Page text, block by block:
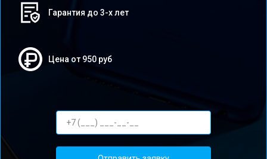
Гарантия до 3-х лет
Цена от 950 руб